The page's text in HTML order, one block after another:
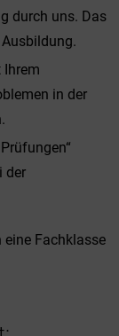
durch uns. Das
Ihrem
in der
der
Fachklasse